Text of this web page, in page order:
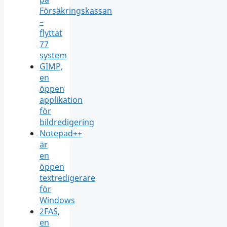
Försäkringskassan
–
flyttat
77
system
GIMP,
en
öppen
applikation
för
bildredigering
Notepad++
är
en
öppen
textredigerare
för
Windows
2FAS,
en